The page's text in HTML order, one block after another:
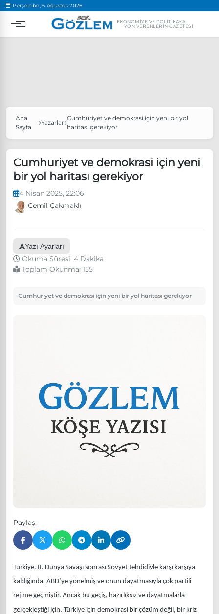
Perşembe, 6 Ağustos 2026
EKONOMIYE VE POLITIKAYA
YÖN VERENLERIN GAZETESI
Popüler Aramalar
Özgür Özel, Ekrem İmamoğlu’nu ziyaret edecek
Ünlü çift bir etkinliğe daha katılmama kararı aldı
Ana
Sayfa
Yazarlar
Cumhuriyet ve demokrasi için yeni bir yol
haritası gerekiyor
Cumhuriyet ve demokrasi için yeni
bir yol haritası gerekiyor
4 Nisan 2025, 22:06
Cemil Çakmaklı
Yazı Ayarları
Okuma Süresi: 4 Dakika
Toplam Okunma: 155
Cumhuriyet ve demokrasi için yeni bir yol haritası gerekiyor
Paylaş:
Türkiye, II. Dünya Savaşı sonrası Sovyet tehdidiyle karşı karşıya
kaldığında, ABD’ye yönelmiş ve onun dayatmasıyla çok partili
rejime geçmiştir. Ancak bu geçiş, hazırlıksız ve dayatmalarla
gerçekleştiği için, Türkiye için demokrasi bir çözüm değil, bir kriz